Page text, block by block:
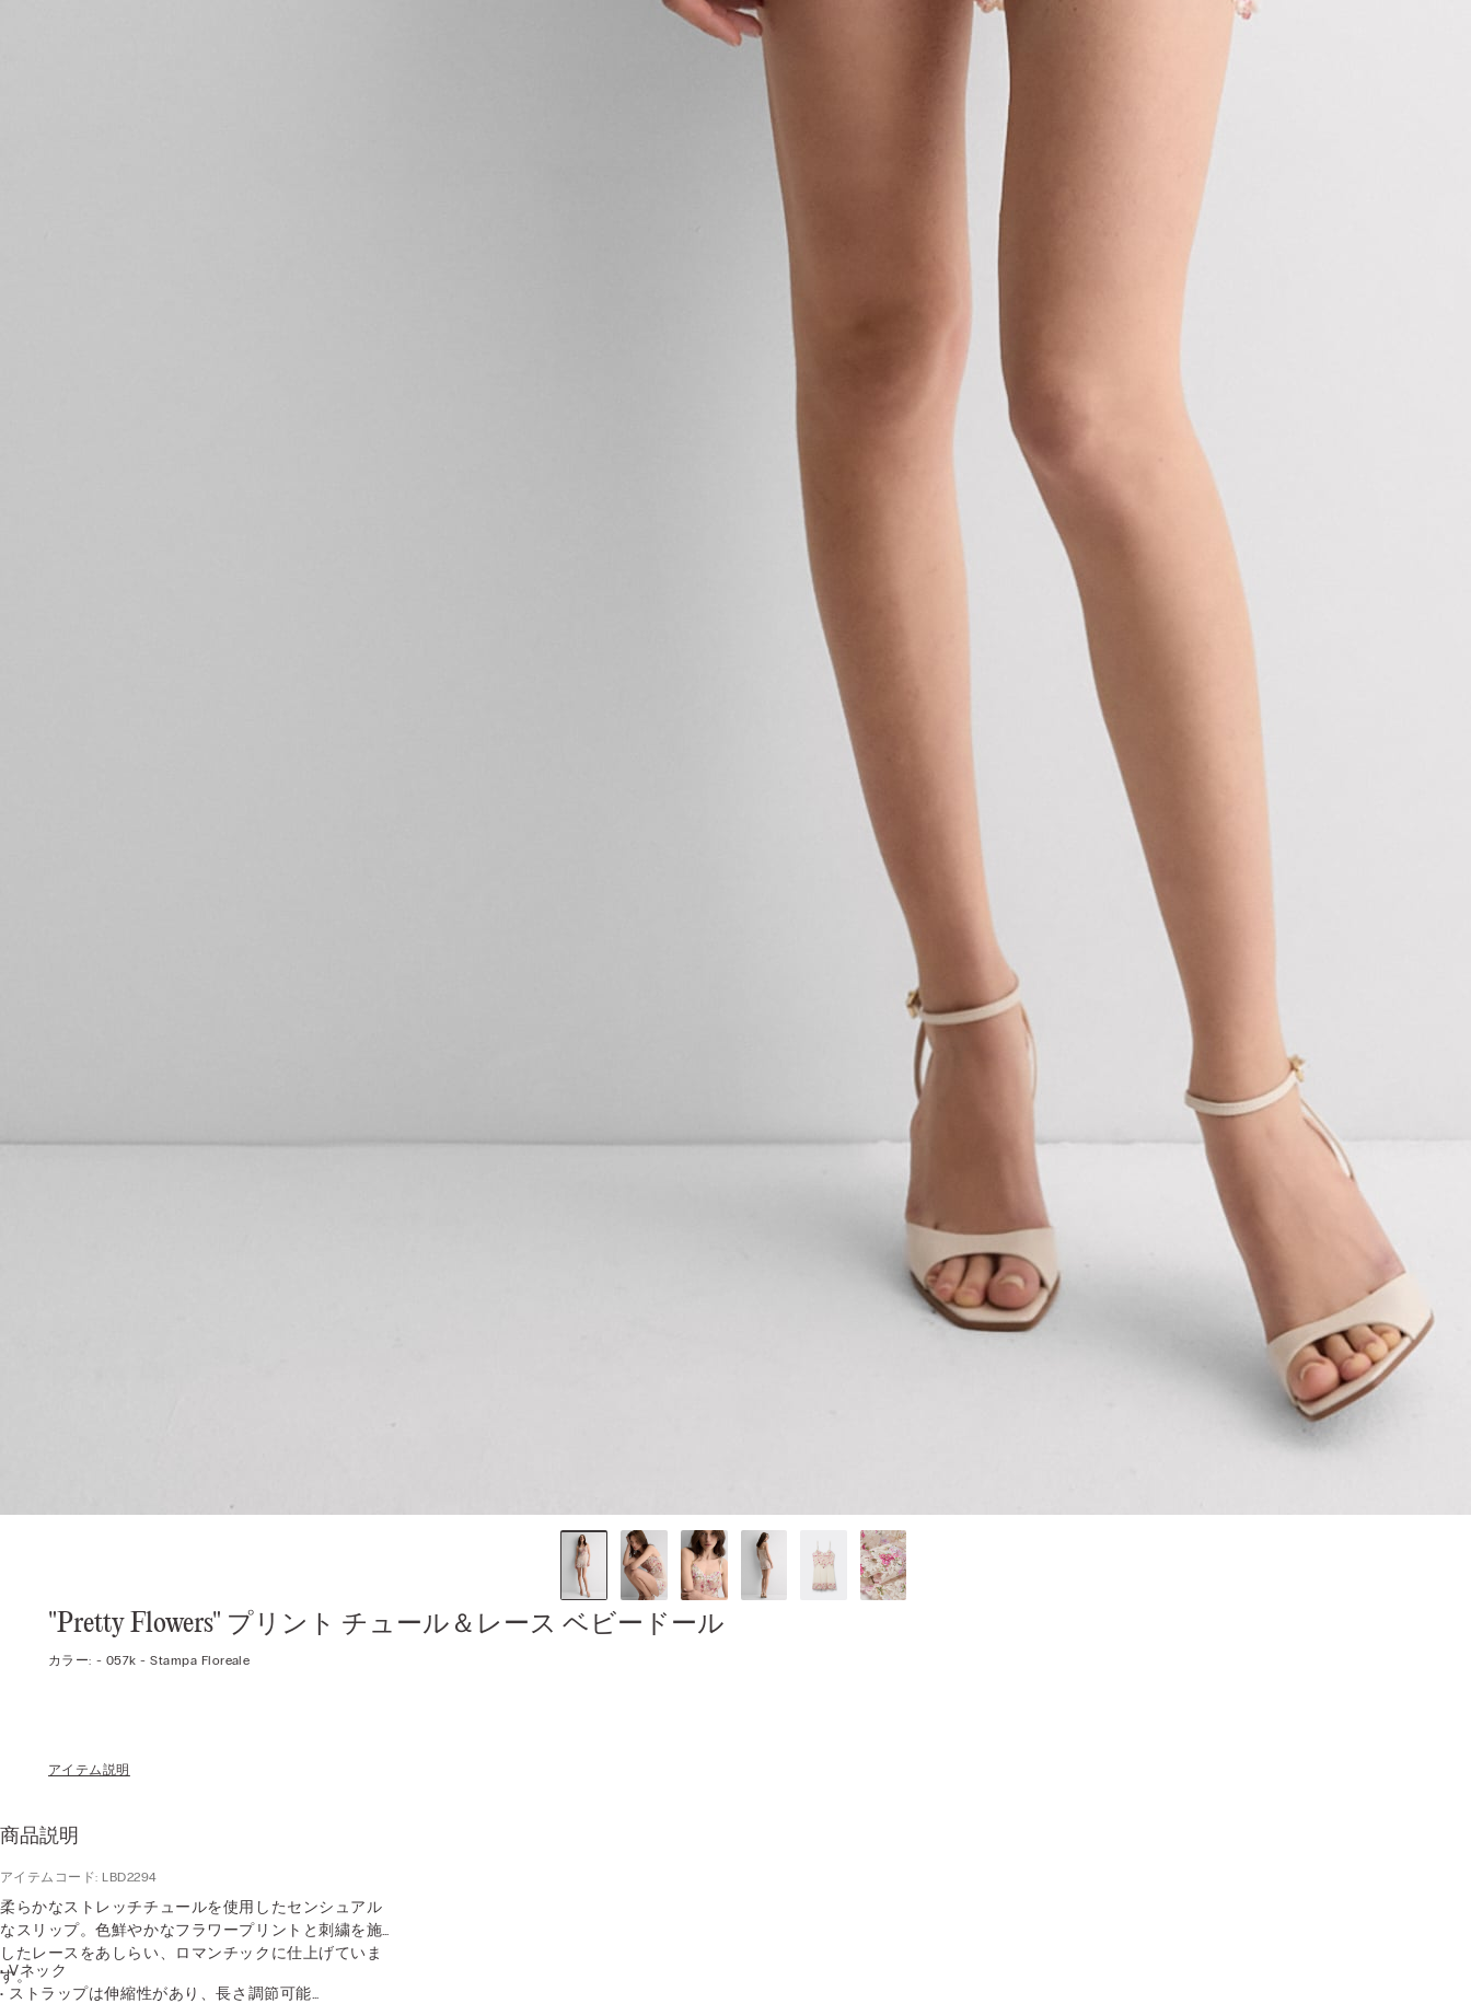
"Pretty Flowers" プリント チュール＆レース ベビードール
カラー: - 057k - Stampa Floreale
アイテム説明
商品説明
アイテムコード: LBD2294
柔らかなストレッチチュールを使用したセンシュアル
なスリップ。色鮮やかなフラワープリントと刺繍を施
したレースをあしらい、ロマンチックに仕上げていま
す。
• Vネック
• ストラップは伸縮性があり、長さ調節可能